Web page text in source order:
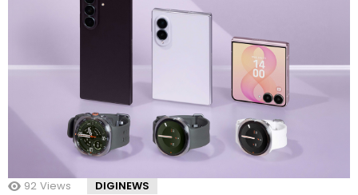
92 Views DIGINEWS